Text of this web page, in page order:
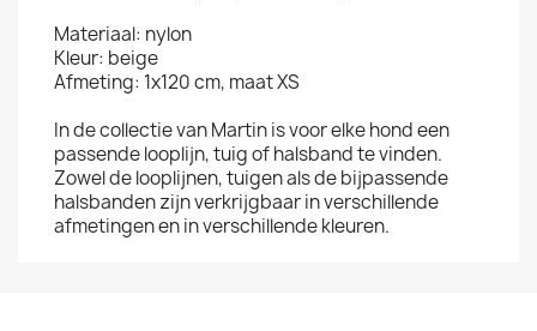
Materiaal: nylon
Kleur: beige
Afmeting: 1x120 cm, maat XS
In de collectie van Martin is voor elke hond een
passende looplijn, tuig of halsband te vinden.
Zowel de looplijnen, tuigen als de bijpassende
halsbanden zijn verkrijgbaar in verschillende
afmetingen en in verschillende kleuren.